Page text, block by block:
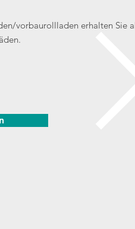
vorbaurollladen erhalten Sie